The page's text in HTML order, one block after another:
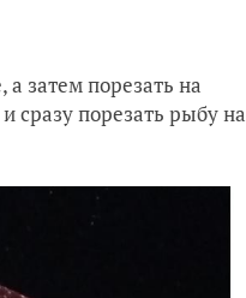
затем порезать на
сразу порезать рыбу на